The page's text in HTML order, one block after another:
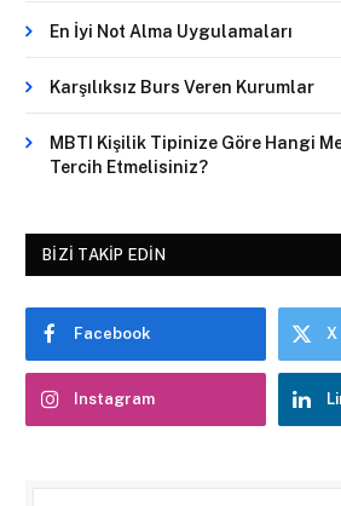
En İyi Not Alma Uygulamaları
Karşılıksız Burs Veren Kurumlar
MBTI Kişilik Tipinize Göre Hangi
Tercih Etmelisiniz?
BIZI TAKIP EDIN
Facebook X
Instagram